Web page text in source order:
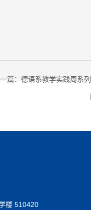
一篇： 德语系教学实践周系
楼 510420